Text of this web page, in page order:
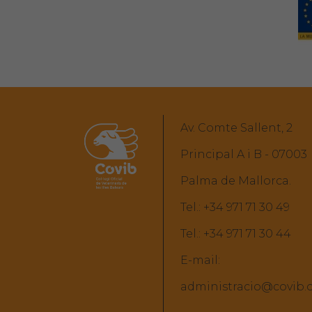
Av. Comte Sallent, 2
Principal A i B - 07003
Palma de Mallorca.
Tel.: +34 971 71 30 49
Tel.: +34 971 71 30 44
E-mail: